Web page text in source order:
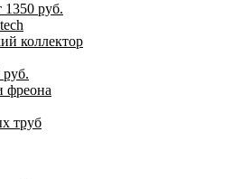
1350 руб.
коллектор
фреона
труб